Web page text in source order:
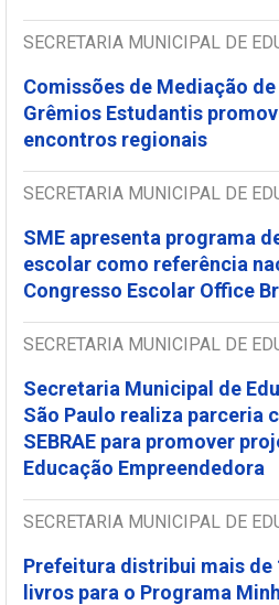
SECRETARIA MUNICIPAL DE
Comissões de Mediação
Grêmios Estudantis
encontros regionais
SECRETARIA MUNICIPAL DE
SME apresenta programa
escolar como referência
Congresso Escolar Office
SECRETARIA MUNICIPAL DE
Secretaria Municipal de
São Paulo realiza parceria
SEBRAE para promover
Educação Empreendedora
SECRETARIA MUNICIPAL DE
Prefeitura distribui mais de
livros para o Programa